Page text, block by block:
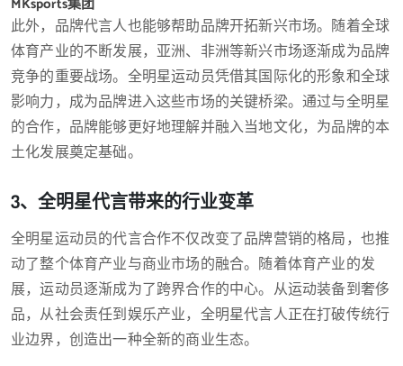
此外，品牌代言人也能够帮助品牌开拓新兴市场。随着全球
体育产业的不断发展，亚洲、非洲等新兴市场逐渐成为品牌
竞争的重要战场。全明星运动员凭借其国际化的形象和全球
影响力，成为品牌进入这些市场的关键桥梁。通过与全明星
的合作，品牌能够更好地理解并融入当地文化，为品牌的本
土化发展奠定基础。
3、全明星代言带来的行业变革
全明星运动员的代言合作不仅改变了品牌营销的格局，也推
动了整个体育产业与商业市场的融合。随着体育产业的发
展，运动员逐渐成为了跨界合作的中心。从运动装备到奢侈
品，从社会责任到娱乐产业，全明星代言人正在打破传统行
业边界，创造出一种全新的商业生态。